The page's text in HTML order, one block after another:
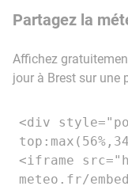
Partagez la
Affichez
jour à Brest sur une